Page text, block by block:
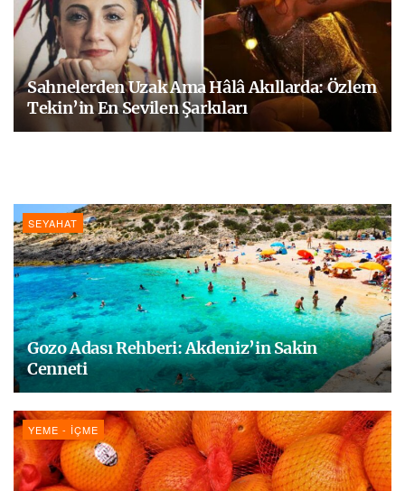
Sahnelerden Uzak Ama Hâlâ Akıllarda: Özlem
Tekin’in En Sevilen Şarkıları
SEYAHAT
Gozo Adası Rehberi: Akdeniz’in Sakin
Cenneti
YEME - İÇME